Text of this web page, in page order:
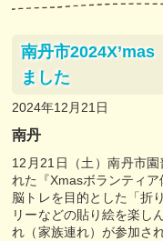
南丹市
ました
2024年12月21日
南丹
12月21日（土）南丹市
れた『Xmasボランティア
脳トレを目的とした「折
リーなどの貼り絵を楽し
れ（家族連れ）が参加さ